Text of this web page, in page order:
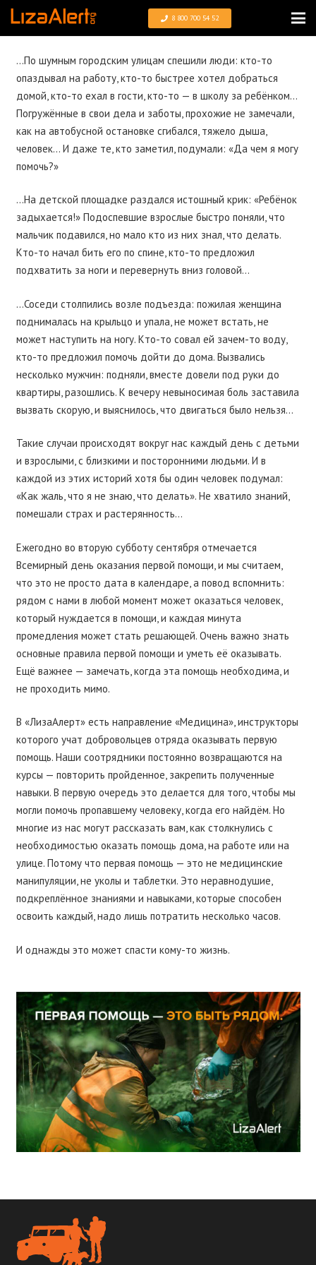
8 800 700 54 52
…По шумным городским улицам спешили люди: кто-то
опаздывал на работу, кто-то быстрее хотел добраться
домой, кто-то ехал в гости, кто-то — в школу за ребёнком…
Погружённые в свои дела и заботы, прохожие не замечали,
как на автобусной остановке сгибался, тяжело дыша,
человек… И даже те, кто заметил, подумали: «Да чем я могу
помочь?»
…На детской площадке раздался истошный крик: «Ребёнок
задыхается!» Подоспевшие взрослые быстро поняли, что
мальчик подавился, но мало кто из них знал, что делать.
Кто-то начал бить его по спине, кто-то предложил
подхватить за ноги и перевернуть вниз головой…
…Соседи столпились возле подъезда: пожилая женщина
поднималась на крыльцо и упала, не может встать, не
может наступить на ногу. Кто-то совал ей зачем-то воду,
кто-то предложил помочь дойти до дома. Вызвались
несколько мужчин: подняли, вместе довели под руки до
квартиры, разошлись. К вечеру невыносимая боль заставила
вызвать скорую, и выяснилось, что двигаться было нельзя…
Такие случаи происходят вокруг нас каждый день с детьми
и взрослыми, с близкими и посторонними людьми. И в
каждой из этих историй хотя бы один человек подумал:
«Как жаль, что я не знаю, что делать». Не хватило знаний,
помешали страх и растерянность…
Ежегодно во вторую субботу сентября отмечается
Всемирный день оказания первой помощи, и мы считаем,
что это не просто дата в календаре, а повод вспомнить:
рядом с нами в любой момент может оказаться человек,
который нуждается в помощи, и каждая минута
промедления может стать решающей. Очень важно знать
основные правила первой помощи и уметь её оказывать.
Ещё важнее — замечать, когда эта помощь необходима, и
не проходить мимо.
В «ЛизаАлерт» есть направление «Медицина», инструкторы
которого учат добровольцев отряда оказывать первую
помощь. Наши соотрядники постоянно возвращаются на
курсы — повторить пройденное, закрепить полученные
навыки. В первую очередь это делается для того, чтобы мы
могли помочь пропавшему человеку, когда его найдём. Но
многие из нас могут рассказать вам, как столкнулись с
необходимостью оказать помощь дома, на работе или на
улице. Потому что первая помощь — это не медицинские
манипуляции, не уколы и таблетки. Это неравнодушие,
подкреплённое знаниями и навыками, которые способен
освоить каждый, надо лишь потратить несколько часов.
И однажды это может спасти кому-то жизнь.